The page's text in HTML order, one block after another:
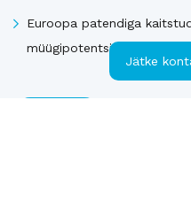
Euroopa patendiga
müügipotentsiaaliga toode
Jätke